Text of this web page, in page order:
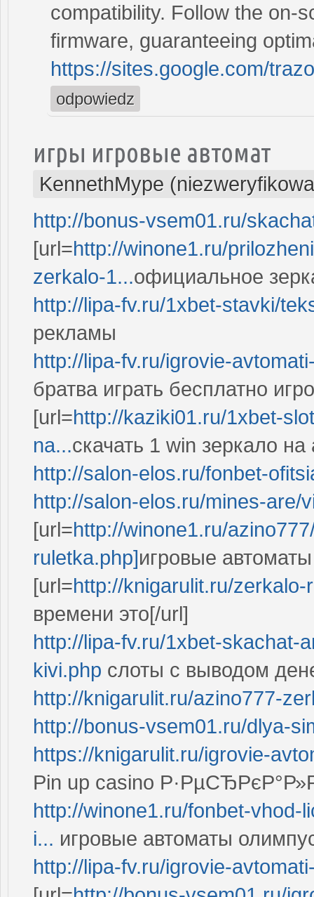
compatibility. Follow the on-
firmware, guaranteeing
https://sites.google.com/
odpowiedz
игры игровые автомат
KennethMype
http://bonus-vsem01.ru/
[url=http://winone1.ru/
zerkalo-1...официальное
http://lipa-fv.ru/1xbet-stavki/
рекламы
http://lipa-fv.ru/igrovie-
братва играть бесплатно
[url=http://kaziki01.ru/1xbet-
na...скачать 1 win зеркало
http://salon-elos.ru/fonbet-
http://salon-elos.ru/mines-are/
[url=http://winone1.ru/
ruletka.php]игровые
[url=http://knigarulit.ru/
времени это[/url]
http://lipa-fv.ru/1xbet-skachat-
kivi.php слоты с выводом
http://knigarulit.ru/azino777-
http://bonus-vsem01.ru/dlya-
https://knigarulit.ru/igrovie-
Pin up casino
http://winone1.ru/fonbet-vhod-
i... игровые автоматы
http://lipa-fv.ru/igrovie-